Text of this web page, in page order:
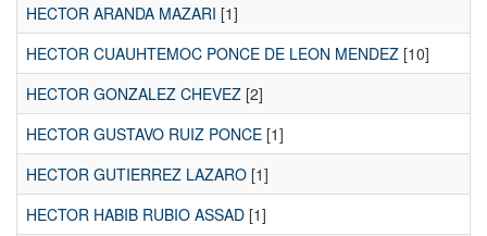
HECTOR ARANDA MAZARI [1]
HECTOR CUAUHTEMOC PONCE DE LEON MENDEZ [10]
HECTOR GONZALEZ CHEVEZ [2]
HECTOR GUSTAVO RUIZ PONCE [1]
HECTOR GUTIERREZ LAZARO [1]
HECTOR HABIB RUBIO ASSAD [1]